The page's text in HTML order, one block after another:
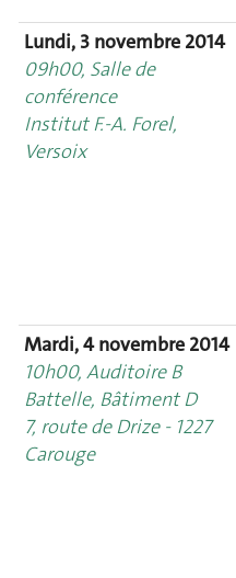
Lundi, 3 novembre 2014
09h00, Salle de
conférence
Institut F.-A. Forel,
Versoix
Mardi, 4 novembre 2014
10h00, Auditoire B
Battelle, Bâtiment D
7, route de Drize - 1227
Carouge